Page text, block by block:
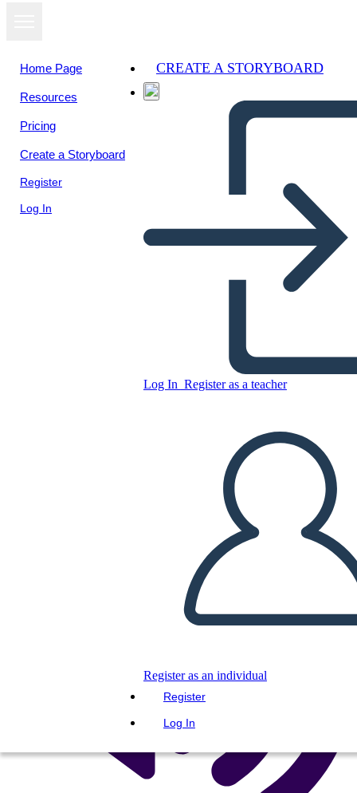
Home Page
Resources
Pricing
Create a Storyboard
Register
Log In
CREATE A STORYBOARD
Log In Register as a teacher
Register as an individual
Register
Log In
Untitled Storyboard
CREATE A STORYBOARD
PLAY SLIDESHOW
READ TO ME
View as
slideshow